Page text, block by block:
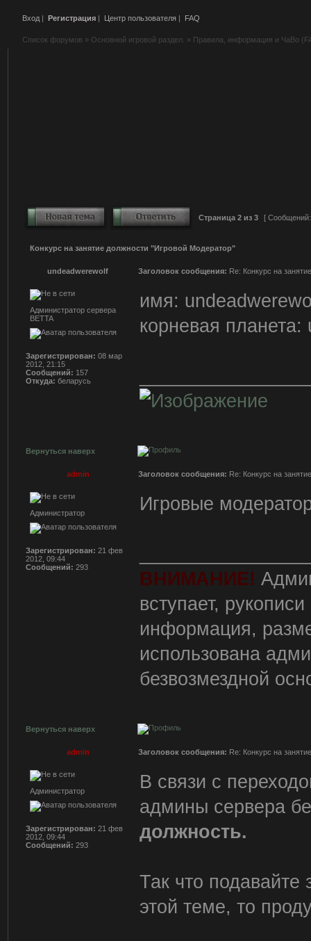
Вход | Регистрация | Центр пользователя | FAQ
Список форумов » Основной игровой раздел. » Правила, информация и ЧаВо
Страница 2 из 3 [
Конкурс на занятие должности "Игровой Модератор"
undeadwerewolf Заголовок сообщения: Re: Конкурс на
Администратор сервера
BETTA
Зарегистрирован: 08 мар
2012, 21:15
Сообщений: 157
Откуда: беларусь
имя:
корневая
Вернуться наверх
admin Заголовок сообщения: Re: Конкурс на
Администратор
Зарегистрирован: 21 фев
2012, 09:44
Сообщений: 293
Игровые
ВНИМАНИЕ!
вступает,
информация,
использована
безвозмездной
Вернуться наверх
admin Заголовок сообщения: Re: Конкурс на
Администратор
Зарегистрирован: 21 фев
2012, 09:44
Сообщений: 293
В связи с
админы сервера
должность.
Так что подавайте
этой теме, то